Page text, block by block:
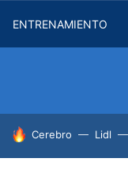
ENTRENAMIENTO
HOY SE HABLA DE
Cerebro Lidl